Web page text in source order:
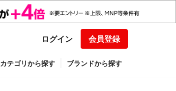
ログイン 会員登録
カテゴリから探す ブランドから探す